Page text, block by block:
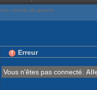
menus de gauche
Erreur
Vous n'êtes pas connecté.